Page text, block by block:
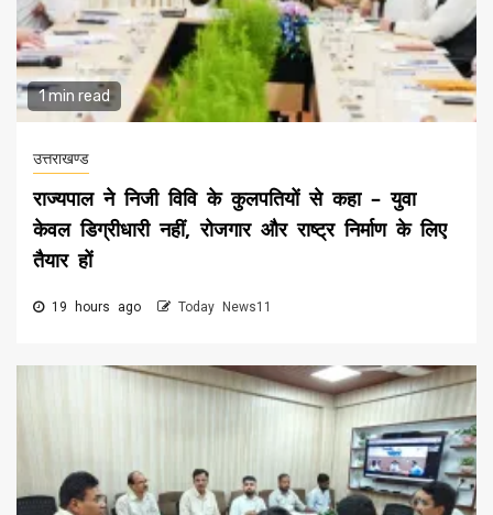
1 min read
उत्तराखण्ड
राज्यपाल ने निजी विवि के कुलपतियों से कहा – युवा
केवल डिग्रीधारी नहीं, रोजगार और राष्ट्र निर्माण के लिए
तैयार हों
19 hours ago Today News11